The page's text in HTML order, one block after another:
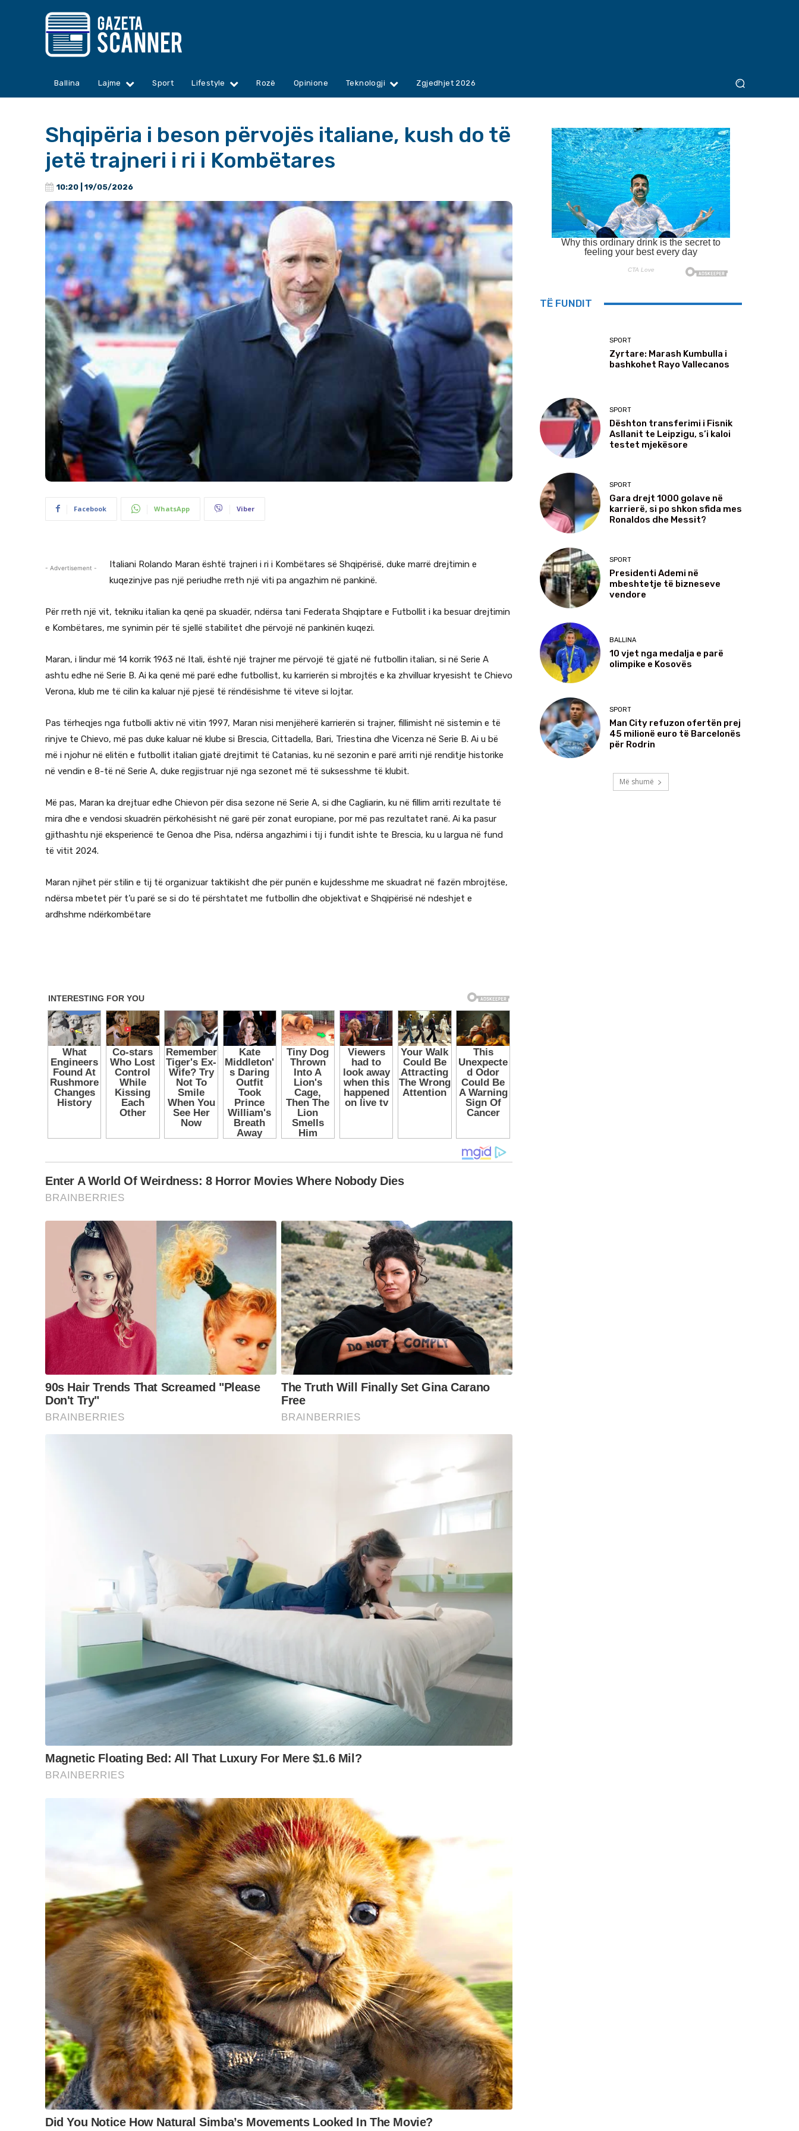
Ballina Lajme Sport Lifestyle Rozë Opinione Teknologji Zgjedhjet 2026
Shqipëria i beson përvojës italiane, kush do të
jetë trajneri i ri i Kombëtares
10:20 | 19/05/2026
Facebook WhatsApp Viber
- Advertisement -
Italiani Rolando Maran është trajneri i ri i Kombëtares së Shqipërisë, duke marrë drejtimin e
kuqezinjve pas një periudhe rreth një viti pa angazhim në pankinë.
Për rreth një vit, tekniku italian ka qenë pa skuadër, ndërsa tani Federata Shqiptare e Futbollit i ka besuar drejtimin
e Kombëtares, me synimin për të sjellë stabilitet dhe përvojë në pankinën kuqezi.
Maran, i lindur më 14 korrik 1963 në Itali, është një trajner me përvojë të gjatë në futbollin italian, si në Serie A
ashtu edhe në Serie B. Ai ka qenë më parë edhe futbollist, ku karrierën si mbrojtës e ka zhvilluar kryesisht te Chievo
Verona, klub me të cilin ka kaluar një pjesë të rëndësishme të viteve si lojtar.
Pas tërheqjes nga futbolli aktiv në vitin 1997, Maran nisi menjëherë karrierën si trajner, fillimisht në sistemin e të
rinjve te Chievo, më pas duke kaluar në klube si Brescia, Cittadella, Bari, Triestina dhe Vicenza në Serie B. Ai u bë
më i njohur në elitën e futbollit italian gjatë drejtimit të Catanias, ku në sezonin e parë arriti një renditje historike
në vendin e 8-të në Serie A, duke regjistruar një nga sezonet më të suksesshme të klubit.
Më pas, Maran ka drejtuar edhe Chievon për disa sezone në Serie A, si dhe Cagliarin, ku në fillim arriti rezultate të
mira dhe e vendosi skuadrën përkohësisht në garë për zonat europiane, por më pas rezultatet ranë. Ai ka pasur
gjithashtu një eksperiencë te Genoa dhe Pisa, ndërsa angazhimi i tij i fundit ishte te Brescia, ku u largua në fund
të vitit 2024.
Maran njihet për stilin e tij të organizuar taktikisht dhe për punën e kujdesshme me skuadrat në fazën mbrojtëse,
ndërsa mbetet për t’u parë se si do të përshtatet me futbollin dhe objektivat e Shqipërisë në ndeshjet e
ardhshme ndërkombëtare
TË FUNDIT
SPORT
Zyrtare: Marash Kumbulla i
bashkohet Rayo Vallecanos
SPORT
Dështon transferimi i Fisnik
Asllanit te Leipzigu, s’i kaloi
testet mjekësore
SPORT
Gara drejt 1000 golave në
karrierë, si po shkon sfida mes
Ronaldos dhe Messit?
SPORT
Presidenti Ademi në
mbeshtetje të bizneseve
vendore
BALLINA
10 vjet nga medalja e parë
olimpike e Kosovës
SPORT
Man City refuzon ofertën prej
45 milionë euro të Barcelonës
për Rodrin
Më shumë